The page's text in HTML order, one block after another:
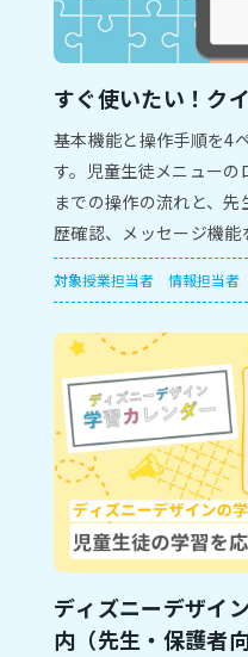
すぐ使いたい！ク
基本機能と操作手順を4
す。児童生徒メニューの
までの操作の流れと、
歴確認、メッセージ機能
対象授業担当者 情報担当者
ディズニーデザイ
内（先生・保護者向